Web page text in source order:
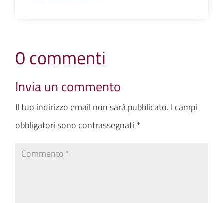
0 commenti
Invia un commento
Il tuo indirizzo email non sarà pubblicato. I campi
obbligatori sono contrassegnati *